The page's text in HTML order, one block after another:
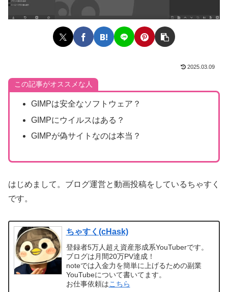
2025.03.09
この記事がオススメな人
GIMPは安全なソフトウェア？
GIMPにウイルスはある？
GIMPが偽サイトなのは本当？
はじめまして。ブログ運営と動画投稿をしているちゃすく
です。
ちゃすく(cHask)
登録者5万人超え資産形成系YouTuberです。
ブログは月間20万PV達成！
noteでは入金力を簡単に上げるための副業
YouTubeについて書いてます。
お仕事依頼はこちら